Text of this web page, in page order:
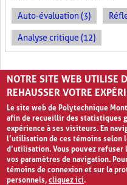
Auto-évaluation (3)
Analyse critique (12)
PAGES
« ‹ 1 2 3
NOTRE SITE WEB UTILISE
REHAUSSER VOTRE
Le site web de Polytechnique
afin de recueillir des statistiques
expérience à ses visiteurs. En
l’utilisation de ces témoins selon
d’utilisation. Vous pouvez
vos paramètres de navigation.
témoins de connexion et sur la
personnels,cliquez ici.